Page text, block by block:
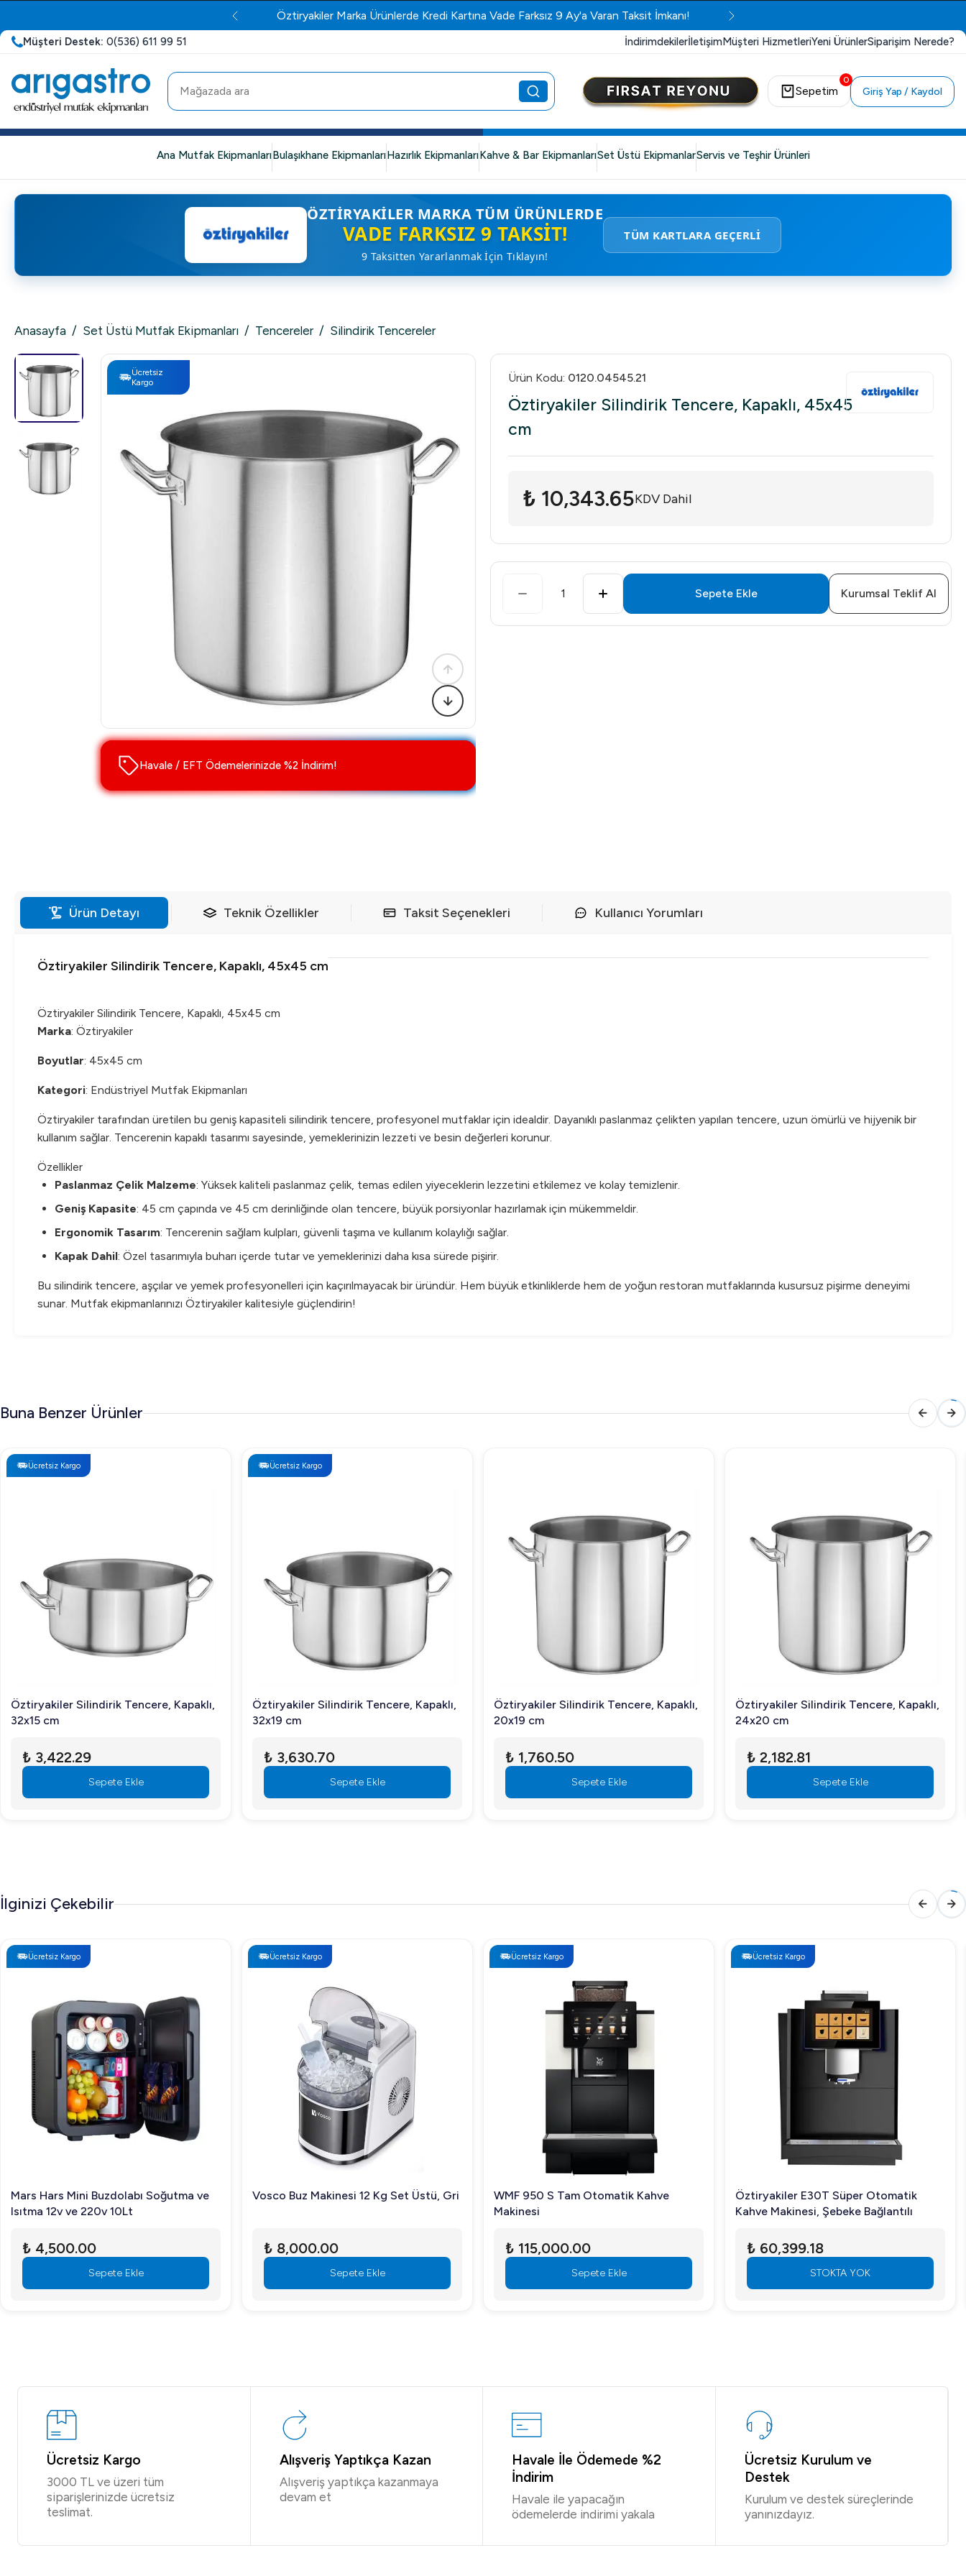
Öztiryakiler Marka Ürünlerde Kredi Kartına Vade Farksız 9 Ay'a Varan Taksit İmkanı!
Müşteri Destek: 0(536) 611 99 51 İndirimdekilerİletişimMüşteri HizmetleriYeni ÜrünlerSiparişim Nerede?
0
Sepetim Giriş Yap / Kaydol
Ana Mutfak EkipmanlarıBulaşıkhane EkipmanlarıHazırlık EkipmanlarıKahve & Bar EkipmanlarıSet Üstü EkipmanlarServis ve Teşhir Ürünleri
ÖZTIRYAKILER MARKA TÜM ÜRÜNLERDE
VADE FARKSIZ 9 TAKSIT!
9 Taksitten Yararlanmak İçin Tıklayın!
TÜM KARTLARA GEÇERLİ
Anasayfa / Set Üstü Mutfak Ekipmanları / Tencereler / Silindirik Tencereler
Ücretsiz
Kargo
Havale / EFT Ödemelerinizde %2 İndirim!
Ürün Kodu: 0120.04545.21
Öztiryakiler Silindirik Tencere, Kapaklı, 45x45
cm
₺ 10,343.65KDV Dahil
1 Sepete Ekle Kurumsal Teklif Al
Ürün Detayı Teknik Özellikler Taksit Seçenekleri Kullanıcı Yorumları
Öztiryakiler Silindirik Tencere, Kapaklı, 45x45 cm
Öztiryakiler Silindirik Tencere, Kapaklı, 45x45 cm
Marka: Öztiryakiler
Boyutlar: 45x45 cm
Kategori: Endüstriyel Mutfak Ekipmanları
Öztiryakiler tarafından üretilen bu geniş kapasiteli silindirik tencere, profesyonel mutfaklar için idealdir. Dayanıklı paslanmaz çelikten yapılan tencere, uzun ömürlü ve hijyenik bir
kullanım sağlar. Tencerenin kapaklı tasarımı sayesinde, yemeklerinizin lezzeti ve besin değerleri korunur.
Özellikler
Paslanmaz Çelik Malzeme: Yüksek kaliteli paslanmaz çelik, temas edilen yiyeceklerin lezzetini etkilemez ve kolay temizlenir.
Geniş Kapasite: 45 cm çapında ve 45 cm derinliğinde olan tencere, büyük porsiyonlar hazırlamak için mükemmeldir.
Ergonomik Tasarım: Tencerenin sağlam kulpları, güvenli taşıma ve kullanım kolaylığı sağlar.
Kapak Dahil: Özel tasarımıyla buharı içerde tutar ve yemeklerinizi daha kısa sürede pişirir.
Bu silindirik tencere, aşçılar ve yemek profesyonelleri için kaçırılmayacak bir üründür. Hem büyük etkinliklerde hem de yoğun restoran mutfaklarında kusursuz pişirme deneyimi
sunar. Mutfak ekipmanlarınızı Öztiryakiler kalitesiyle güçlendirin!
Buna Benzer Ürünler
Ücretsiz Kargo
Öztiryakiler Silindirik Tencere, Kapaklı,
32x15 cm
₺ 3,422.29
Sepete Ekle
Ücretsiz Kargo
Öztiryakiler Silindirik Tencere, Kapaklı,
32x19 cm
₺ 3,630.70
Sepete Ekle
Öztiryakiler Silindirik Tencere, Kapaklı,
20x19 cm
₺ 1,760.50
Sepete Ekle
Öztiryakiler Silindirik Tencere, Kapaklı,
24x20 cm
₺ 2,182.81
Sepete Ekle
İlginizi Çekebilir
Ücretsiz Kargo
Mars Hars Mini Buzdolabı Soğutma ve
Isıtma 12v ve 220v 10Lt
₺ 4,500.00
Sepete Ekle
Ücretsiz Kargo
Vosco Buz Makinesi 12 Kg Set Üstü, Gri
₺ 8,000.00
Sepete Ekle
Ücretsiz Kargo
WMF 950 S Tam Otomatik Kahve
Makinesi
₺ 115,000.00
Sepete Ekle
Ücretsiz Kargo
Öztiryakiler E30T Süper Otomatik
Kahve Makinesi, Şebeke Bağlantılı
₺ 60,399.18
STOKTA YOK
Ücretsiz Kargo
3000 TL ve üzeri tüm
siparişlerinizde ücretsiz
teslimat.
Alışveriş Yaptıkça Kazan
Alışveriş yaptıkça kazanmaya
devam et
Havale İle Ödemede %2
İndirim
Havale ile yapacağın
ödemelerde indirimi yakala
Ücretsiz Kurulum ve
Destek
Kurulum ve destek süreçlerinde
yanınızdayız.